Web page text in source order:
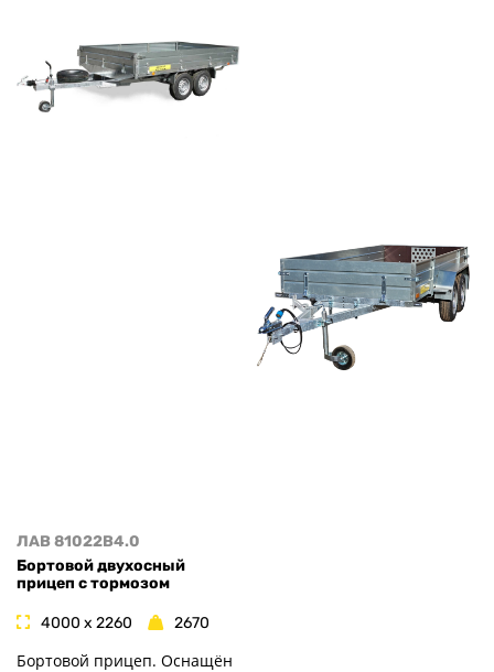
ЛАВ 81022B4.0
Бортовой двухосный
прицеп с тормозом
4000 x 2260 2670
Бортовой прицеп. Оснащён